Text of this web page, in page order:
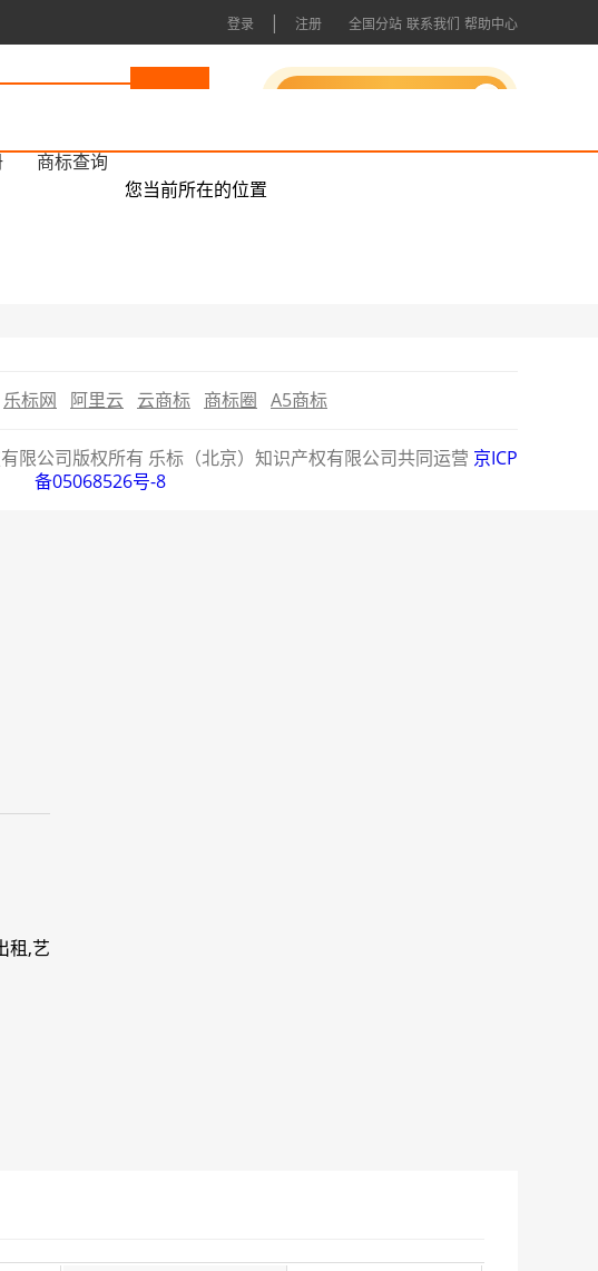
登录 | 注册 全国分站 联系我们 帮助中心
商标查询
您当前所在的位置
租,艺
乐标网 阿里云 云商标 商标圈 A5商标
限公司版权所有 乐标（北京）知识产权有限公司共同运营 京ICP
备05068526号-8